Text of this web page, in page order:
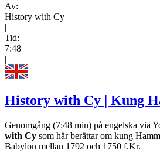
Av:
History with Cy
|
Tid:
7:48
|
History with Cy | Kung
Genomgång (7:48 min) på engelska via
with Cy som här berättar om kung
Babylon mellan 1792 och 1750 f.Kr.